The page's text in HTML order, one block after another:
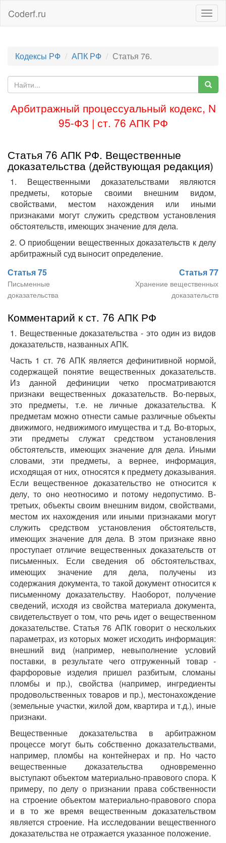
Coderf.ru
Кодексы РФ АПК РФ Статья 76.
Арбитражный процессуальный кодекс, N
95-ФЗ | ст. 76 АПК РФ
Статья 76 АПК РФ. Вещественные
доказательства (действующая редакция)
1. Вещественными доказательствами являются
предметы, которые своими внешним видом,
свойствами, местом нахождения или иными
признаками могут служить средством установления
обстоятельств, имеющих значение для дела.
2. О приобщении вещественных доказательств к делу
арбитражный суд выносит определение.
Статья 75
Письменные
доказательства
Статья 77
Хранение вещественных
доказательств
Комментарий к ст. 76 АПК РФ
1. Вещественные доказательства - это один из видов
доказательств, названных АПК.
Часть 1 ст. 76 АПК является дефинитивной нормой,
содержащей понятие вещественных доказательств.
Из данной дефиниции четко просматриваются
признаки вещественных доказательств. Во-первых,
это предметы, т.е. не личные доказательства. К
предметам можно отнести самые различные объекты
движимого, недвижимого имущества и т.д. Во-вторых,
эти предметы служат средством установления
обстоятельств, имеющих значение для дела. Иными
словами, эти предметы, а вернее, информация,
исходящая от них, относятся к предмету доказывания.
Если вещественное доказательство не относится к
делу, то оно неотносимо и потому недопустимо. В-
третьих, объекты своим внешним видом, свойствами,
местом их нахождения или иными признаками могут
служить средством установления обстоятельств,
имеющих значение для дела. В этом признаке явно
проступает отличие вещественных доказательств от
письменных. Если сведения об обстоятельствах,
имеющих значение для дела, получены из
содержания документа, то такой документ относится к
письменному доказательству. Наоборот, получение
сведений, исходя из свойства материала документа,
свидетельствует о том, что речь идет о вещественном
доказательстве. Статья 76 АПК говорит о нескольких
параметрах, из которых может исходить информация:
внешний вид (например, невыполнение условий
поставки, в результате чего отгруженный товар -
фарфоровые изделия пришел разбитым, сломаны
пломбы и пр.), свойства (например, ингредиенты
продовольственных товаров и пр.), местонахождение
(земельные участки, жилой дом, квартира и т.д.), иные
признаки.
Вещественные доказательства в арбитражном
процессе могут быть собственно доказательствами,
например, пломбы на контейнерах и пр. Но часто
вещественные доказательства одновременно
выступают объектом материально-правового спора. К
примеру, по делу о признании права собственности
на строение объектом материально-правового спора
и в то же время вещественным доказательством
является строение. На исследовании вещественного
доказательства не отражается указанное положение.